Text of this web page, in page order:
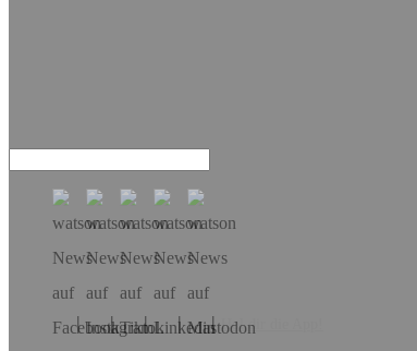
Hol dir die App!